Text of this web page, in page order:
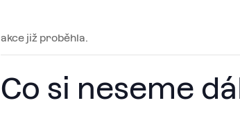
akce již proběhla.
Co si neseme